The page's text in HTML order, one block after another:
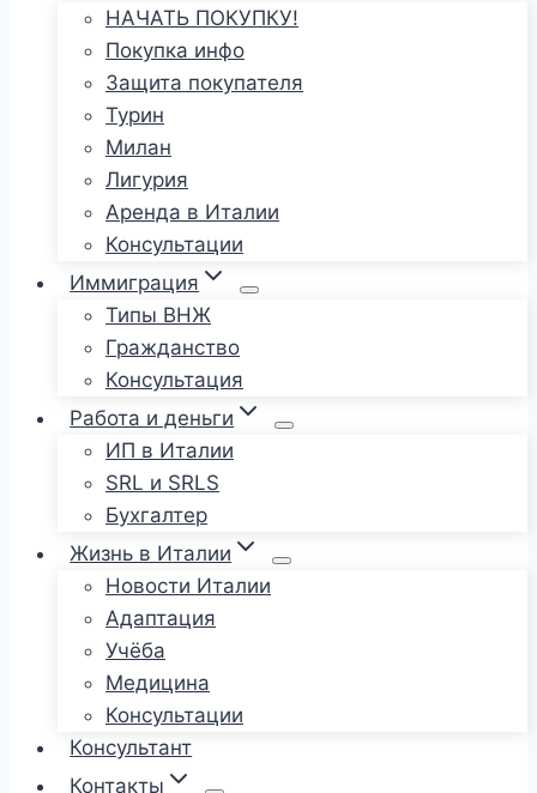
НАЧАТЬ ПОКУПКУ!
Покупка инфо
Защита покупателя
Турин
Милан
Лигурия
Аренда в Италии
Консультации
Иммиграция
Типы ВНЖ
Гражданство
Консультация
Работа и деньги
ИП в Италии
SRL и SRLS
Бухгалтер
Жизнь в Италии
Новости Италии
Адаптация
Учёба
Медицина
Консультации
Консультант
Контакты